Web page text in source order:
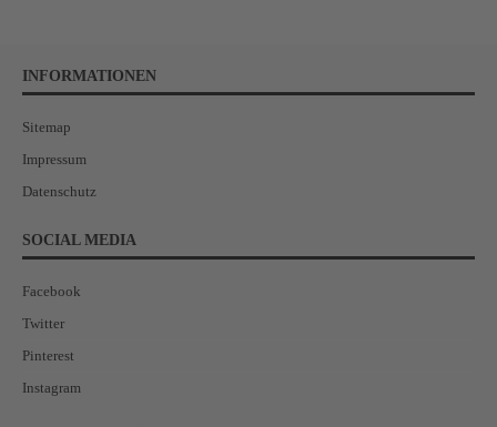
INFORMATIONEN
Sitemap
Impressum
Datenschutz
SOCIAL MEDIA
Facebook
Twitter
Pinterest
Instagram